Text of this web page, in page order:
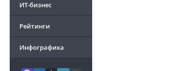
ИТ-бизнес
Рейтинги
Инфографика